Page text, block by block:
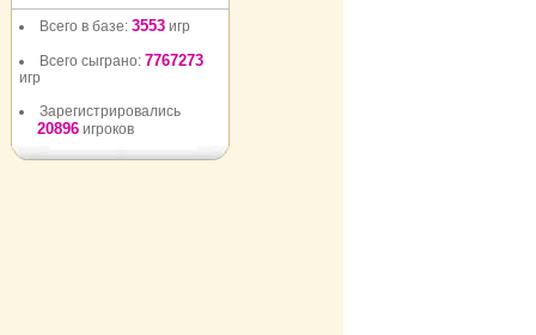
Всего в базе: 3553 игр
Всего сыграно: 7767273
игр
Зарегистрировались
20896 игроков